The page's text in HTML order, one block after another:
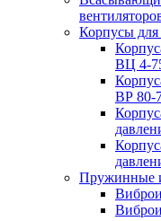
Корпусы
ВЦ 4-
ВР 80-
Пружинные